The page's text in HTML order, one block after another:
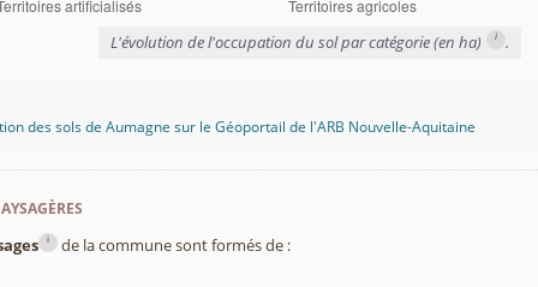
L'évolution de l'occupation du sol par catégorie (en ha) i .
des sols de Aumagne sur le Géoportail de l'ARB Nouvelle-Aquitaine
i de la commune sont formés de :